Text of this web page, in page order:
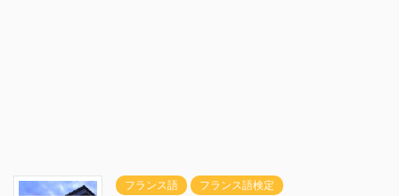
フランス語 フランス語検定